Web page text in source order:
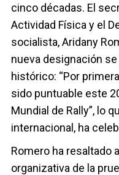
cinco décadas. El
Actividad Física y el
socialista, Aridany
nueva designación
histórico: “Por
sido puntuable este
Mundial de Rally”, lo
internacional, ha
Romero ha resaltado
organizativa de la